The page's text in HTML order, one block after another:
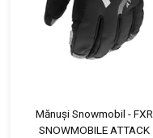
Mănuși Snowmobil - FXR
SNOWMOBILE ATTACK